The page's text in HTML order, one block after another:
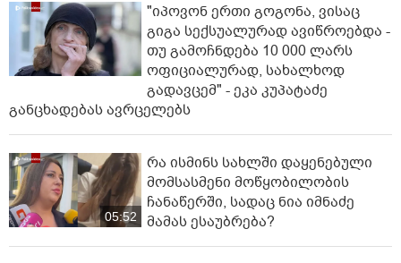
"იპოვონ ერთი გოგონა, ვისაც
გიგა სექსუალურად ავიწროებდა -
თუ გამოჩნდება 10 000 ლარს
ოფიციალურად, სახალხოდ
გადავცემ" - ეკა კუპატაძე
განცხადებას ავრცელებს
05:52
რა ისმინს სახლში დაყენებული
მომსასმენი მოწყობილობის
ჩანაწერში, სადაც ნია იმნაძე
მამას ესაუბრება?